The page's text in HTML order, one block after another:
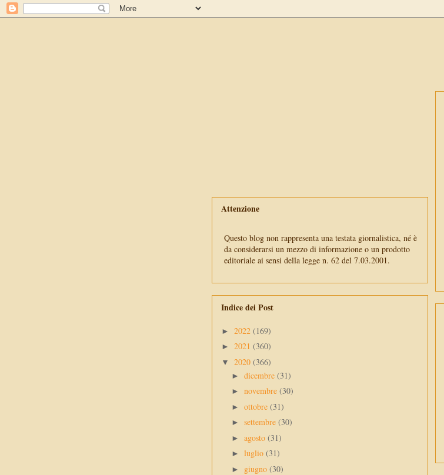
Attenzione
Questo blog non rappresenta una testata giornalistica, né è
da considerarsi un mezzo di informazione o un prodotto
editoriale ai sensi della legge n. 62 del 7.03.2001.
Indice dei Post
► 2022 (169)
► 2021 (360)
▼ 2020 (366)
► dicembre (31)
► novembre (30)
► ottobre (31)
► settembre (30)
► agosto (31)
► luglio (31)
► giugno (30)